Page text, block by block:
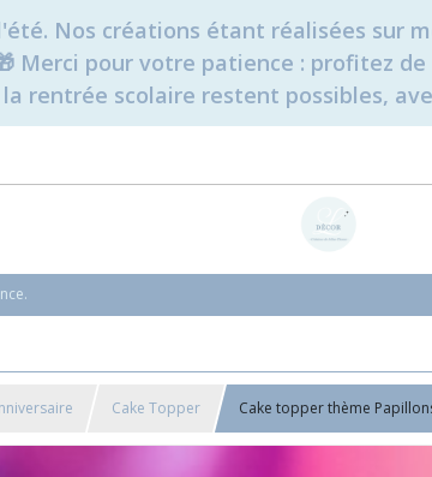
Nos créations étant réalisées sur
pour votre patience : profitez de
rentrée scolaire restent possibles,
Cake Topper Cake topper thème